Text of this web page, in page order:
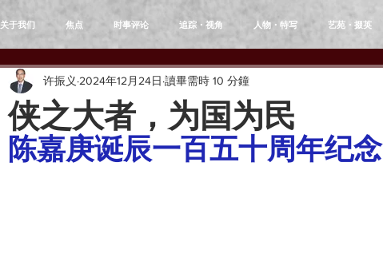
关于我们 焦点 时事评论 追踪・视角 人物・特写 艺苑・掇英
侠之大者，为国为民
许振义 2024年12月24日 讀畢需時 10 分鐘
陈嘉庚诞辰一百五十周年纪念